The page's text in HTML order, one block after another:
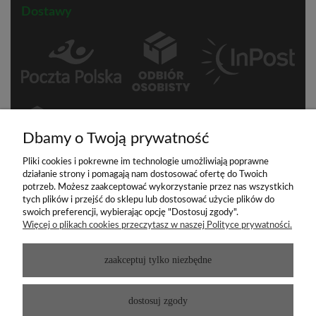
Dostawy
Płatności
Dbamy o Twoją prywatność
Pliki cookies i pokrewne im technologie umożliwiają poprawne
działanie strony i pomagają nam dostosować ofertę do Twoich
potrzeb. Możesz zaakceptować wykorzystanie przez nas wszystkich
tych plików i przejść do sklepu lub dostosować użycie plików do
swoich preferencji, wybierając opcję "Dostosuj zgody".
Więcej o plikach cookies przeczytasz w naszej Polityce prywatności.
zaakceptuj tylko niezbędne
dostosuj zgody